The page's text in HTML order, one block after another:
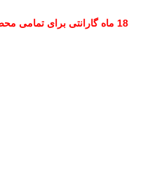
18 ماه گارانتی برای تمامی محصولات و و 10 سال خدمات پس از فروش